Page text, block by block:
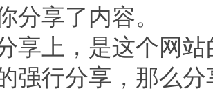
分享了内容。
享上，是这个网
强行分享，那么